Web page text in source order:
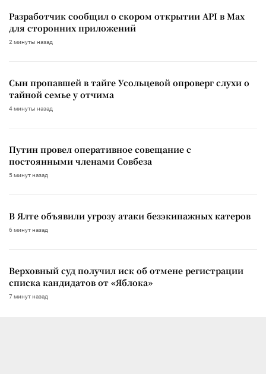
Разработчик сообщил о скором открытии API в Max
для сторонних приложений
2 минуты назад
Сын пропавшей в тайге Усольцевой опроверг слухи о
тайной семье у отчима
4 минуты назад
Путин провел оперативное совещание с
постоянными членами Совбеза
5 минут назад
В Ялте объявили угрозу атаки безэкипажных катеров
6 минут назад
Верховный суд получил иск об отмене регистрации
списка кандидатов от «Яблока»
7 минут назад